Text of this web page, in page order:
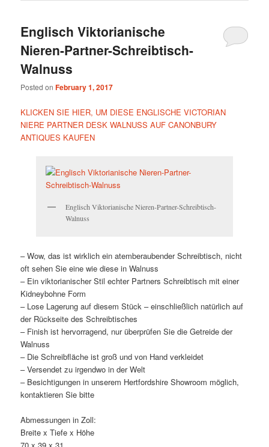
Englisch Viktorianische
Nieren-Partner-Schreibtisch-
Walnuss
Posted onFebruary 1, 2017
KLICKEN SIE HIER, UM DIESE ENGLISCHE VICTORIAN
NIERE PARTNER DESK WALNUSS AUF CANONBURY
ANTIQUES KAUFEN
Englisch Viktorianische Nieren-Partner-Schreibtisch-
Walnuss
– Wow, das ist wirklich ein atemberaubender Schreibtisch, nicht
oft sehen Sie eine wie diese in Walnuss
– Ein viktorianischer Stil echter Partners Schreibtisch mit einer
Kidneybohne Form
– Lose Lagerung auf diesem Stück – einschließlich natürlich auf
der Rückseite des Schreibtisches
– Finish ist hervorragend, nur überprüfen Sie die Getreide der
Walnuss
– Die Schreibfläche ist groß und von Hand verkleidet
– Versendet zu irgendwo in der Welt
– Besichtigungen in unserem Hertfordshire Showroom möglich,
kontaktieren Sie bitte
Abmessungen in Zoll:
Breite x Tiefe x Höhe